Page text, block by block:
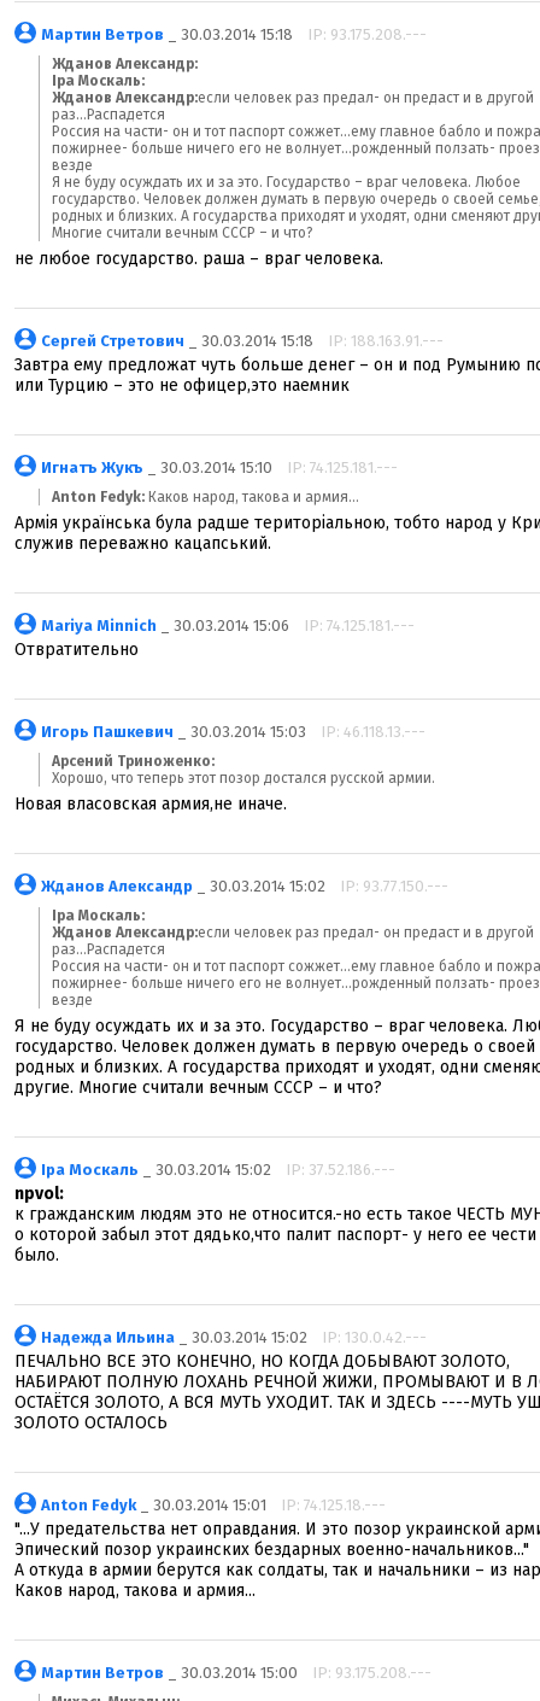
Мартин Ветров _ 30.03.2014 15:18 IP: 93.175.208.---
Жданов Александр:
Іра Москаль:
Жданов Александр:если человек раз предал- он предаст и в другой
раз...Распадется
Россия на части- он и тот паспорт сожжет...ему главное бабло и
пожирнее- больше ничего его не волнует...рожденный ползать-
везде
Я не буду осуждать их и за это. Государство – враг человека. Любое
государство. Человек должен думать в первую очередь о своей
родных и близких. А государства приходят и уходят, одни сменяют
Многие считали вечным СССР – и что?
не любое государство. раша – враг человека.
Сергей Стретович _ 30.03.2014 15:18 IP: 188.163.91.---
Завтра ему предложат чуть больше денег – он и под Румынию
или Турцию – это не офицер,это наемник
Игнатъ Жукъ _ 30.03.2014 15:10 IP: 74.125.181.---
Anton Fedyk: Каков народ, такова и армия...
Армія українська була радше територіальною, тобто народ у
служив переважно кацапський.
Mariya Minnich _ 30.03.2014 15:06 IP: 74.125.181.---
Отвратительно
Игорь Пашкевич _ 30.03.2014 15:03 IP: 46.118.13.---
Арсений Триноженко:
Хорошо, что теперь этот позор достался русской армии.
Новая власовская армия,не иначе.
Жданов Александр _ 30.03.2014 15:02 IP: 93.77.150.---
Іра Москаль:
Жданов Александр:если человек раз предал- он предаст и в другой
раз...Распадется
Россия на части- он и тот паспорт сожжет...ему главное бабло и
пожирнее- больше ничего его не волнует...рожденный ползать-
везде
Я не буду осуждать их и за это. Государство – враг человека.
государство. Человек должен думать в первую очередь о своей
родных и близких. А государства приходят и уходят, одни
другие. Многие считали вечным СССР – и что?
Іра Москаль _ 30.03.2014 15:02 IP: 37.52.186.---
npvol:
к гражданским людям это не относится.-но есть такое ЧЕСТЬ
о которой забыл этот дядько,что палит паспорт- у него ее
было.
Надежда Ильина _ 30.03.2014 15:02 IP: 130.0.42.---
ПЕЧАЛЬНО ВСЕ ЭТО КОНЕЧНО, НО КОГДА ДОБЫВАЮТ ЗОЛОТО,
НАБИРАЮТ ПОЛНУЮ ЛОХАНЬ РЕЧНОЙ ЖИЖИ, ПРОМЫВАЮТ И В
ОСТАЁТСЯ ЗОЛОТО, А ВСЯ МУТЬ УХОДИТ. ТАК И ЗДЕСЬ ----МУТЬ
ЗОЛОТО ОСТАЛОСЬ
Anton Fedyk_ 30.03.2014 15:01 IP: 74.125.18.---
"...У предательства нет оправдания. И это позор украинской
Эпический позор украинских бездарных военно-начальников..."
А откуда в армии берутся как солдаты, так и начальники – из
Каков народ, такова и армия...
Мартин Ветров _ 30.03.2014 15:00 IP: 93.175.208.---